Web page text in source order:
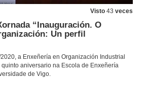
Visto 43 veces
“Inauguración. O
Un perfil
a Enxeñería en Organización Industrial
aniversario na Escola de Enxeñería
de Vigo.